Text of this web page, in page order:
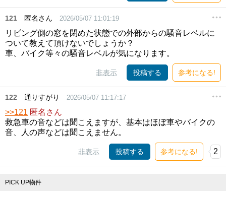
121 匿名さん 2026/05/07 11:01:19
リビング側の窓を閉めた状態での外部からの騒音レベルに
ついて教えて頂けないでしょうか？
車、バイク等々の騒音レベルが気になります。
非表示 投稿する 参考になる!
122 通りすがり 2026/05/07 11:17:17
>>121 匿名さん
救急車の音などは聞こえますが、基本はほぼ車やバイクの
音、人の声などは聞こえません。
非表示 投稿する 参考になる! 2
PICK UP物件